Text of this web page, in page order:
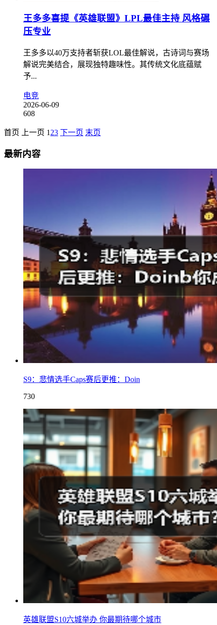
王多多喜提《英雄联盟》LPL最佳主持 风格碾
压专业
王多多以40万支持者斩获LOL最佳解说，古诗词与赛场
解说完美结合，展现独特趣味性。其传统文化底蕴赋
予...
电竞
2026-06-09
608
首页 上一页 1 23 下一页 末页
最新内容
S9：悲情选手Caps赛后更推：Doin
730
英雄联盟S10六城举办 你最期待哪个城市